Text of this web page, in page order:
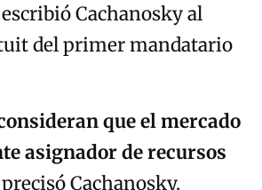
escribió Cachanosky al
del primer mandatario
que el mercado
asignador de recursos
precisó Cachanosky.